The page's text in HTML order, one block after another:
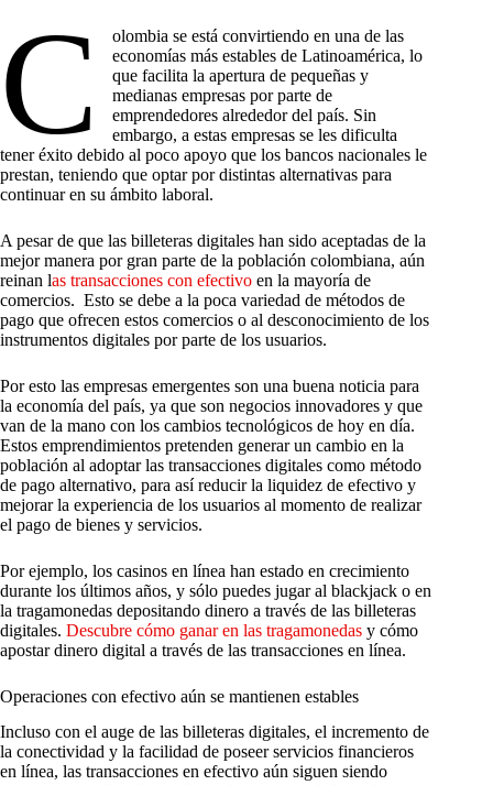
C
olombia se está convirtiendo en una de las
economías más estables de Latinoamérica, lo
que facilita la apertura de pequeñas y
medianas empresas por parte de
emprendedores alrededor del país. Sin
embargo, a estas empresas se les dificulta
tener éxito debido al poco apoyo que los bancos nacionales le
prestan, teniendo que optar por distintas alternativas para
continuar en su ámbito laboral.
A pesar de que las billeteras digitales han sido aceptadas de la
mejor manera por gran parte de la población colombiana, aún
reinan las transacciones con efectivo en la mayoría de
comercios. Esto se debe a la poca variedad de métodos de
pago que ofrecen estos comercios o al desconocimiento de los
instrumentos digitales por parte de los usuarios.
Por esto las empresas emergentes son una buena noticia para
la economía del país, ya que son negocios innovadores y que
van de la mano con los cambios tecnológicos de hoy en día.
Estos emprendimientos pretenden generar un cambio en la
población al adoptar las transacciones digitales como método
de pago alternativo, para así reducir la liquidez de efectivo y
mejorar la experiencia de los usuarios al momento de realizar
el pago de bienes y servicios.
Por ejemplo, los casinos en línea han estado en crecimiento
durante los últimos años, y sólo puedes jugar al blackjack o en
la tragamonedas depositando dinero a través de las billeteras
digitales. Descubre cómo ganar en las tragamonedas y cómo
apostar dinero digital a través de las transacciones en línea.
Operaciones con efectivo aún se mantienen estables
Incluso con el auge de las billeteras digitales, el incremento de
la conectividad y la facilidad de poseer servicios financieros
en línea, las transacciones en efectivo aún siguen siendo